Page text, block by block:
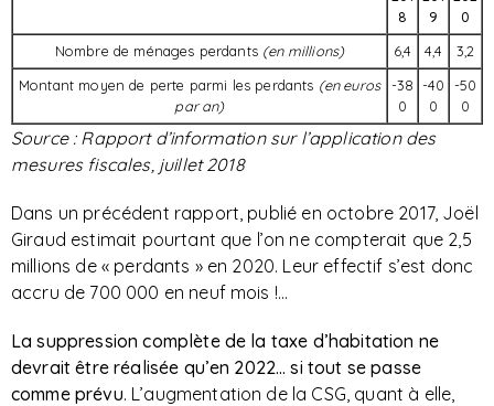
8
9
0
Nombre de ménages perdants (en millions) 6,4 4,4
3,2
Montant moyen de perte parmi les perdants (en euros
par an)
-38
0
-40
0
-50
0
Source : Rapport d’information sur l’application des
mesures fiscales, juillet 2018
Dans un précédent rapport, publié en octobre 2017, Joël
Giraud estimait pourtant que l’on ne compterait que 2,5
millions de « perdants » en 2020. Leur effectif s’est donc
accru de 700 000 en neuf mois !...
La suppression complète de la taxe d’habitation ne
devrait être réalisée qu’en 2022… si tout se passe
comme prévu. L’augmentation de la CSG, quant à elle,